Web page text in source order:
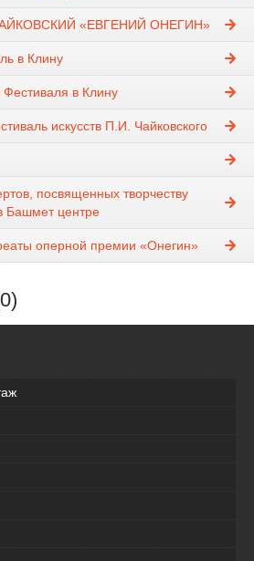
«ЕВГЕНИЙ ОНЕГИН»
в Клину
в Клину
искусств П.И. Чайковского
посвященных творчеству
Башмет центре
оперной премии «Онегин»